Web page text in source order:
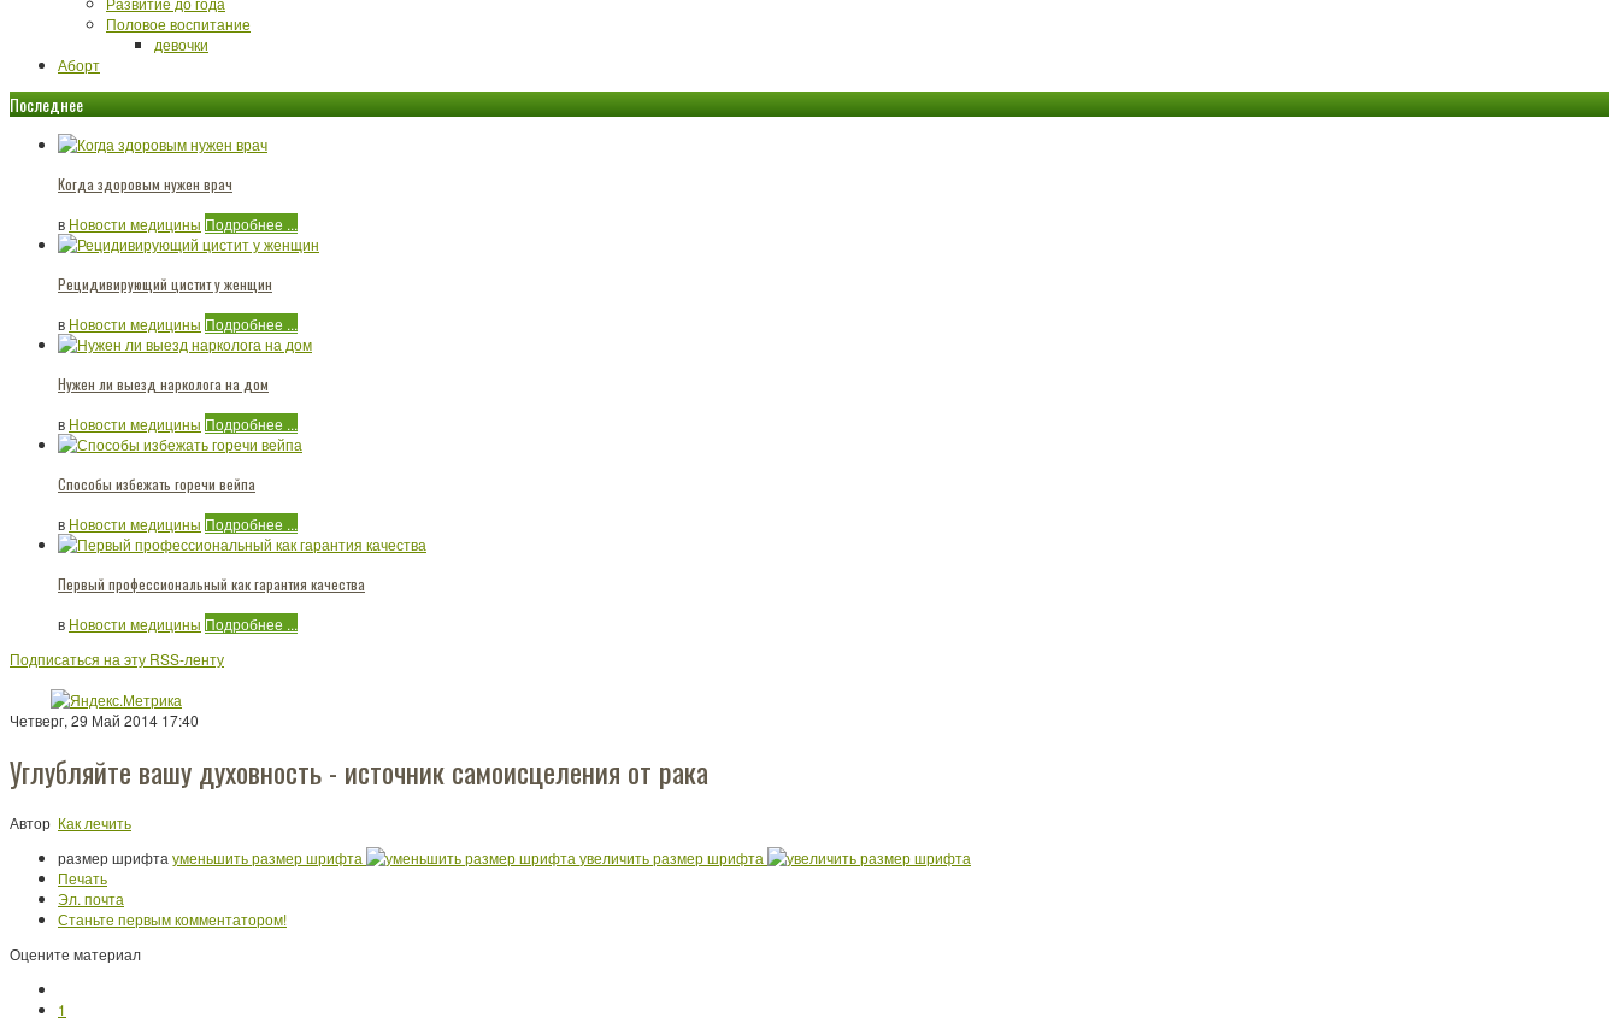
Половое воспитание
девочки
Аборт
Последнее
Когда здоровым нужен врач
в Новости медицины Подробнее ...
Рецидивирующий цистит у женщин
в Новости медицины Подробнее ...
Нужен ли выезд нарколога на дом
в Новости медицины Подробнее ...
Способы избежать горечи вейпа
в Новости медицины Подробнее ...
Первый профессиональный как гарантия качества
в Новости медицины Подробнее ...
Подписаться на эту RSS-ленту
Четверг, 29 Май 2014 17:40
Углубляйте вашу духовность - источник самоисцеления от рака
Автор Как лечить
размер шрифта уменьшить размер шрифта
увеличить размер шрифта
Печать
Эл. почта
Станьте первым комментатором!
Оцените материал
1